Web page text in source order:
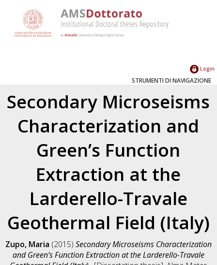
Login
STRUMENTI DI NAVIGAZIONE
Secondary Microseisms
Characterization and
Green’s Function
Extraction at the
Larderello-Travale
Geothermal Field (Italy)
Zupo, Maria (2015) Secondary Microseisms Characterization
and Green’s Function Extraction at the Larderello-Travale